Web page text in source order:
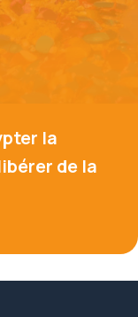
la
de la